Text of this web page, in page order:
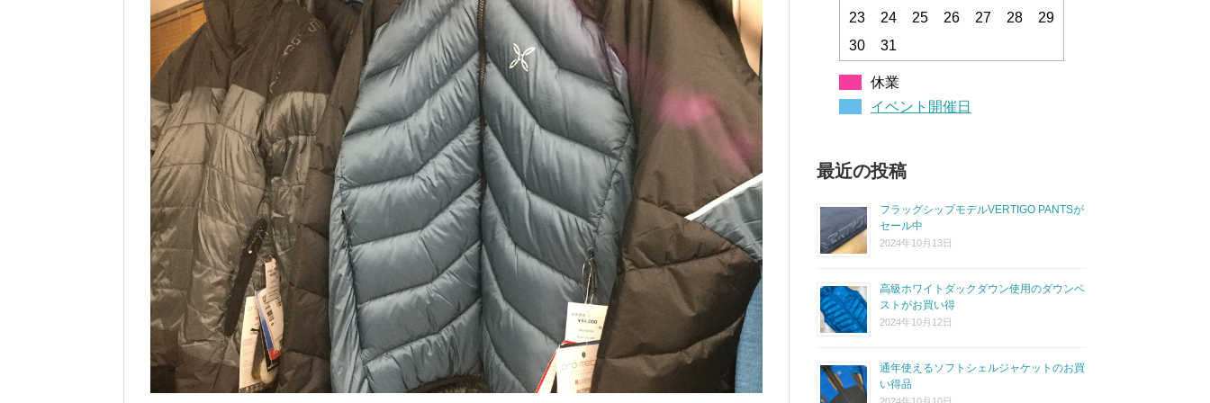
23 24 25 26 27 28
29
30
31
休業
イベント開催日
最近の投稿
フラッグシップモデルVERTIGO PANTSが
セール中
2024年10月13日
高級ホワイトダックダウン使用のダウンベ
ストがお買い得
2024年10月12日
通年使えるソフトシェルジャケットのお買
い得品